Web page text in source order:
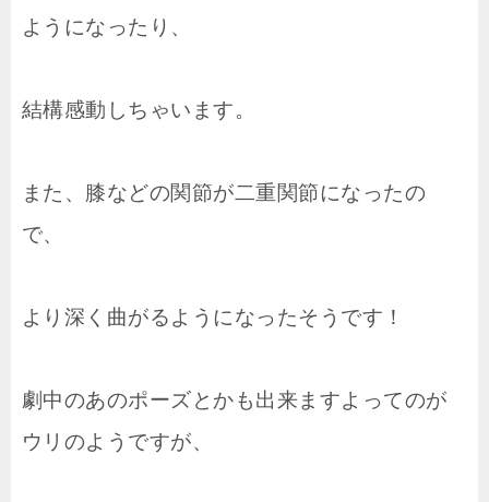
ようになったり、
結構感動しちゃいます。
また、膝などの関節が二重関節になったの
で、
より深く曲がるようになったそうです！
劇中のあのポーズとかも出来ますよってのが
ウリのようですが、